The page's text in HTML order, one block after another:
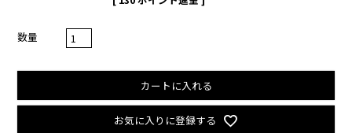
お気に入りに登録する
カートに入れる